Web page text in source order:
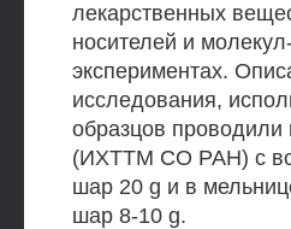
лекарственных
носителей и
экспериментах.
исследования,
образцов
(ИХТТМ СО РАН) с
шар 20 g и в
шар 8-10 g.